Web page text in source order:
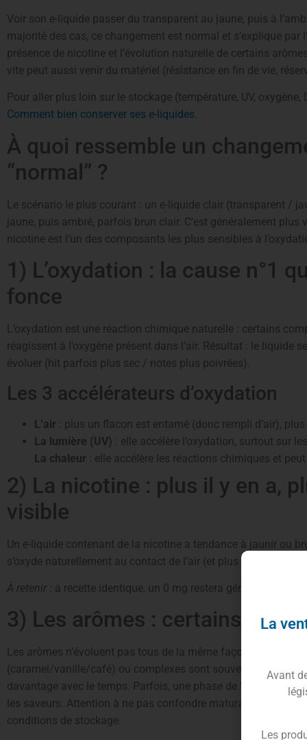
Voir son e-liquide passer du transparent au jaune, puis à
majorité des cas, ce changement est normal et s’explique par
présence de nicotine et l’évolution naturelle de certains
vite peut aussi venir du matériel (résistance en fin de vie,
Pour aller plus loin sur le stockage (température, UV, oxygène,
Comment bien conserver ses e-liquides
À quoi ressemble un
“normal” ?
Le scénario le plus courant : un e-liquide clair (transparent /
jaune, puis ambré, parfois brun clair. C’est généralement
nicotine est l’un des composants les plus sensibles à
1) L’oxydation : la cause n°1
fonce
L’oxydation est une réaction chimique naturelle : certains
réagissent à l’oxygène présent dans l’air. Résultat : le liquide
évoluer (hit parfois plus sec / notes plus poivrées).
Les 3 accélérateurs d’oxydation
L’air : plus un flacon est entamé (donc rempli d’air), plus
La lumière (UV)
: elle accélère l’oxydation, surtout sur
La chaleur : elle accélère les réactions chimiques et
2) La nicotine : plus il y en a,
visible
Un e-liquide contenant de la nicotine a tendance à jaunir ou
s’oxyde naturellement au contact de l’air (et plus vite avec la
À retenir : à recette identique, un 0 mg restera généralement
3) Les arômes : certains
Les arômes n’évoluent pas tous de la même façon. Les
(caramel/vanille/café) ou complexes sont souvent plus
davantage avec le temps. Parfois, une phase de
les saveurs. Attention à ne pas confondre maturation voulue
conditions de stockage.
La
Avant
Les